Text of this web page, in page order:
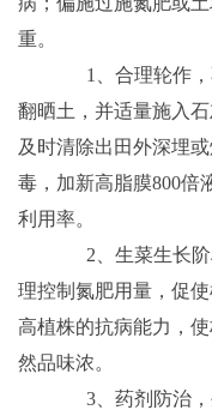
重。
1、合理轮作，
翻晒土，并适量施入
及时清除出田外深埋
毒，加新高脂膜800倍
利用率。
2、生菜生长阶
理控制氮肥用量，促
高植株的抗病能力，
然品味浓。
3、药剂防治，